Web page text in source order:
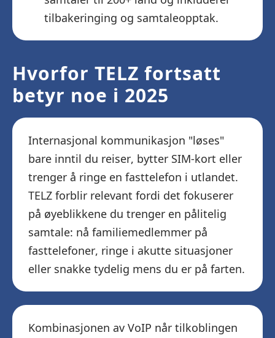
tilbakeringing og samtaleopptak.
Hvorfor TELZ fortsatt
betyr noe i 2025
Internasjonal kommunikasjon "løses"
bare inntil du reiser, bytter SIM-kort eller
trenger å ringe en fasttelefon i utlandet.
TELZ forblir relevant fordi det fokuserer
på øyeblikkene du trenger en pålitelig
samtale: nå familiemedlemmer på
fasttelefoner, ringe i akutte situasjoner
eller snakke tydelig mens du er på farten.
Kombinasjonen av VoIP når tilkoblingen